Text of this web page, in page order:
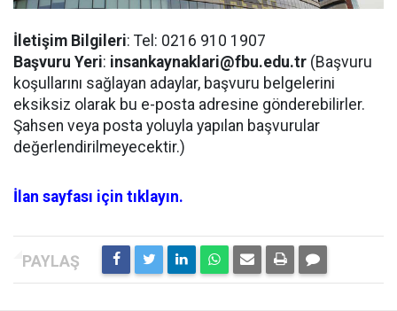
İletişim Bilgileri: Tel: 0216 910 1907
Başvuru Yeri: insankaynaklari@fbu.edu.tr (Başvuru
koşullarını sağlayan adaylar, başvuru belgelerini
eksiksiz olarak bu e-posta adresine gönderebilirler.
Şahsen veya posta yoluyla yapılan başvurular
değerlendirilmeyecektir.)
İlan sayfası için tıklayın.